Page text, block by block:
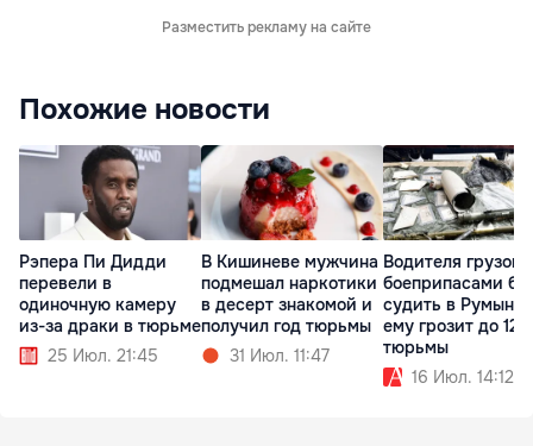
Разместить рекламу на сайте
Похожие новости
Рэпера Пи Дидди
перевели в
одиночную камеру
из-за драки в тюрьме
25 Июл. 21:45
В Кишиневе мужчина
подмешал наркотики
в десерт знакомой и
получил год тюрьмы
31 Июл. 11:47
Водителя
боеприпасами
судить в
ему грозит до 12
тюрьмы
16 Июл. 14:12